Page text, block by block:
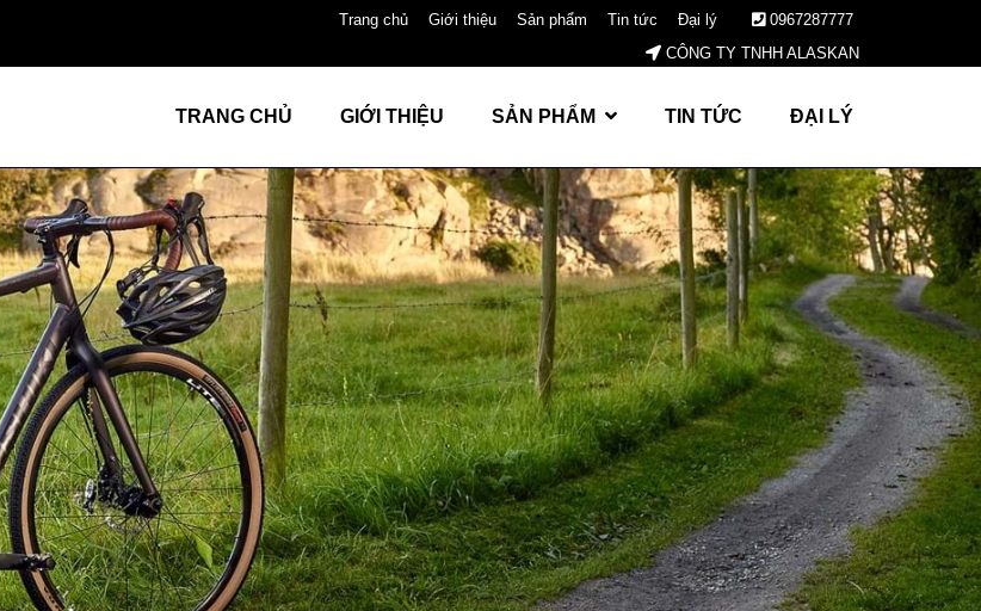
Trang chủ Giới thiệu Sản phẩm Tin tức Đại lý
0967287777
CÔNG TY TNHH ALASKAN
TRANG CHỦ GIỚI THIỆU SẢN PHẨM TIN TỨC ĐẠI LÝ